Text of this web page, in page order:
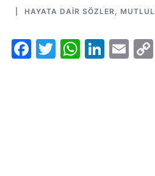
HAYATA DAIR SÖZLER
Facebook
Twitter